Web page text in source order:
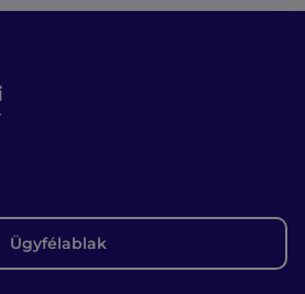
Ügyfélablak